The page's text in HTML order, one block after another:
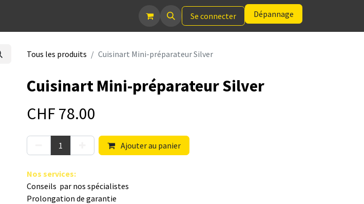
Se connecter Dépannage
Tous les produits Cuisinart Mini-préparateur Silver
Cuisinart Mini-préparateur Silver
CHF 78.00
Ajouter au panier
Nos s​ervices:
Conseils par nos spé​cialistes
Prolongation de garantie